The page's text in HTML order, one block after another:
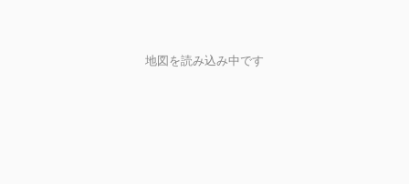
地図を読み込み中です